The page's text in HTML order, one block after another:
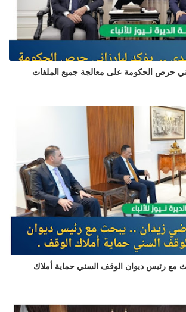
حرص الحكومة على معالجة جميع الملفات
مع رئيس ديوان الوقف السني حماية أملاك